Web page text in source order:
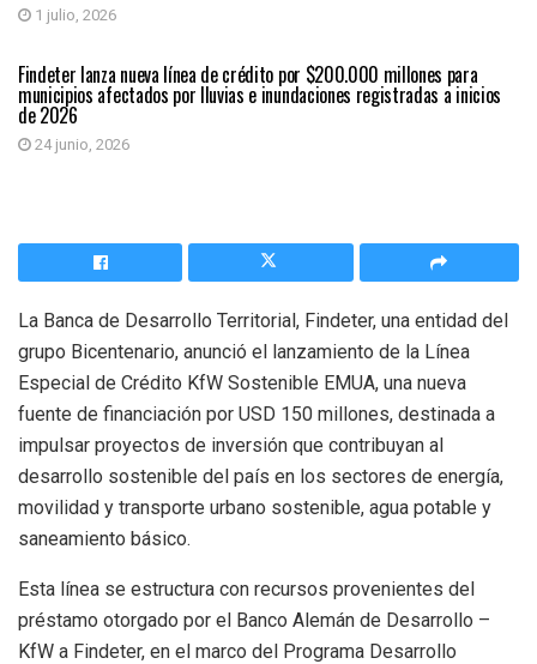
1 julio, 2026
ECONÓMICAS
Findeter lanza nueva línea de crédito por $200.000 millones para
municipios afectados por lluvias e inundaciones registradas a inicios
de 2026
24 junio, 2026
La Banca de Desarrollo Territorial, Findeter, una entidad del
grupo Bicentenario, anunció el lanzamiento de la Línea
Especial de Crédito KfW Sostenible EMUA, una nueva
fuente de financiación por USD 150 millones, destinada a
impulsar proyectos de inversión que contribuyan al
desarrollo sostenible del país en los sectores de energía,
movilidad y transporte urbano sostenible, agua potable y
saneamiento básico.
Esta línea se estructura con recursos provenientes del
préstamo otorgado por el Banco Alemán de Desarrollo –
KfW a Findeter, en el marco del Programa Desarrollo